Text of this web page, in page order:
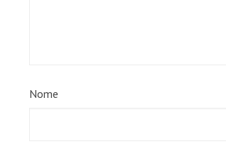
Nome